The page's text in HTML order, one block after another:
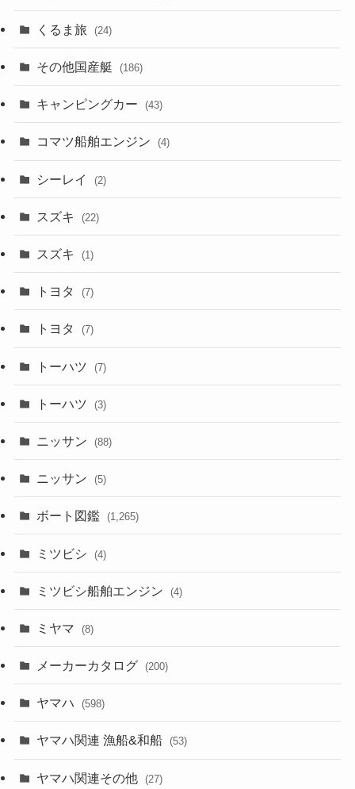
くるま旅 (24)
その他国産艇 (186)
キャンピングカー (43)
コマツ船舶エンジン (4)
シーレイ (2)
スズキ (22)
スズキ (1)
トヨタ (7)
トヨタ (7)
トーハツ (7)
トーハツ (3)
ニッサン (88)
ニッサン (5)
ボート図鑑 (1,265)
ミツビシ (4)
ミツビシ船舶エンジン (4)
ミヤマ (8)
メーカーカタログ (200)
ヤマハ (598)
ヤマハ関連 漁船&和船 (53)
ヤマハ関連その他 (27)